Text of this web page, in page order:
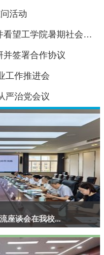
活动
王舜带队赴缙云访企拓岗并看望工学院暑期社会实践团队
签署合作协议
工作推进会
严治党会议
座谈会在我校...